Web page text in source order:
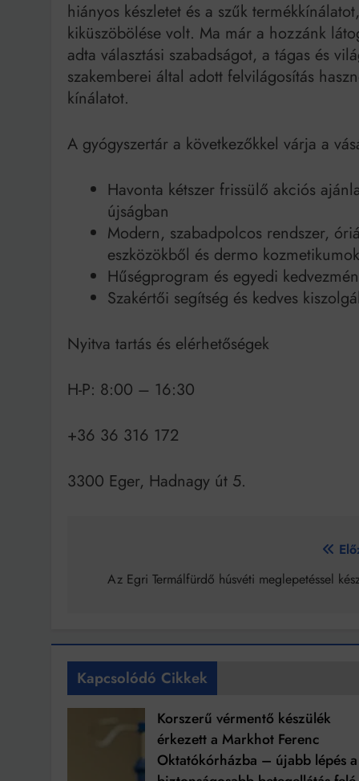
hiányos készletet és a szűk
kiküszöbölése volt. Ma már a hozzánk
adta választási szabadságot, a tágas és
szakemberei által adott felvilágosítás
kínálatot.
A gyógyszertár a következőkkel várja a
Havonta kétszer frissülő akciós
újságban
Modern, szabadpolcos rendszer,
eszközökből és dermo
Hűségprogram és egyedi
Szakértői segítség és kedves
Nyitva tartás és elérhetőségek
H-P: 8:00 – 16:30
+36 36 316 172
3300 Eger, Hadnagy út 5.
navigáció
Az Egri Termálfürdő húsvéti meglepetéssel
Kapcsolódó Cikkek
Korszerű vérmentő készülék
érkezett a Markhot Ferenc
Oktatókórházba – újabb lépés a